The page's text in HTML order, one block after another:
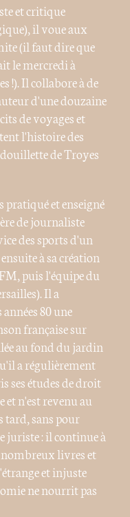
et critique
il voue aux
(il faut dire que
le mercredi à
!). Il collabore à de
d'une douzaine
de voyages et
l'histoire des
de Troyes
et enseigné
de journaliste
des sports d'un
à sa création
puis l'équipe du
Il a
80 une
française sur
au fond du jardin
a régulièrement
ses études de droit
n'est revenu au
tard, sans pour
juriste : il continue à
livres et
et injuste
ne nourrit pas